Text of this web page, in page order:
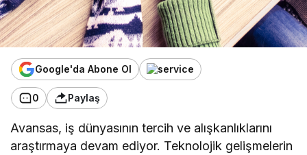
Google'da Abone Ol
0 Paylaş
Avansas, iş dünyasının tercih ve alışkanlıklarını
araştırmaya devam ediyor. Teknolojik gelişmelerin